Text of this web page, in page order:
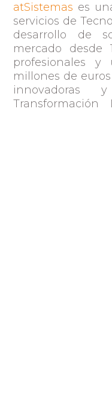
atSistemas es
servicios de
desarrollo de
mercado desde
profesionales y
millones de